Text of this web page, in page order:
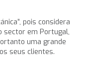
pois considera
sector em Portugal,
uma grande
os seus clientes.